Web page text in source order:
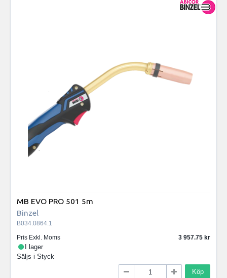
MB EVO PRO 501 5m
Binzel
B034.0864.1
Pris Exkl. Moms
3 957.75
I lager
Säljs i Styck
Köp